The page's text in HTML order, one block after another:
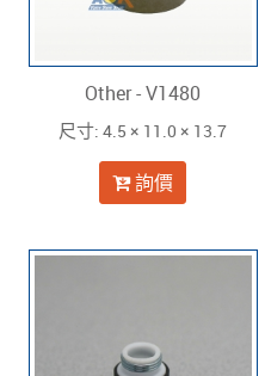
Other - V1480
尺寸: 4.5 × 11.0 × 13.7
詢價